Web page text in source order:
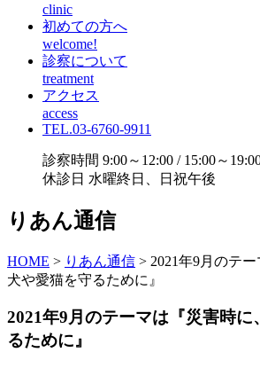
clinic
初めての方へ
welcome!
診察について
treatment
アクセス
access
TEL.03-6760-9911
診察時間 9:00～12:00 / 15:00～
休診日 水曜終日、日祝午後
りあん通信
HOME > りあん通信 > 2021年9月のテ
犬や愛猫を守るために』
2021年9月のテーマは『災害時に
るために』